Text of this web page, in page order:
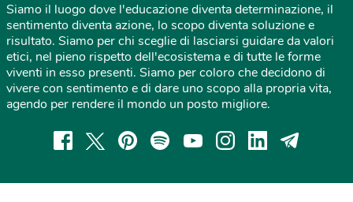
Siamo il luogo dove l'educazione diventa determinazione, il
sentimento diventa azione, lo scopo diventa soluzione e
risultato. Siamo per chi sceglie di lasciarsi guidare da valori
etici, nel pieno rispetto dell'ecosistema e di tutte le forme
viventi in esso presenti. Siamo per coloro che decidono di
vivere con sentimento e di dare uno scopo alla propria vita,
agendo per rendere il mondo un posto migliore.